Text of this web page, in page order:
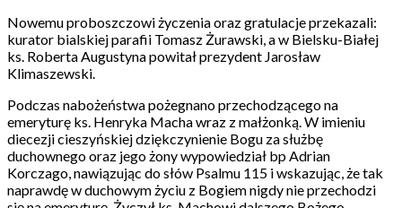
Nowemu proboszczowi życzenia oraz gratulacje przekazali:
kurator bialskiej parafii Tomasz Żurawski, a w Bielsku-Białej
ks. Roberta Augustyna powitał prezydent Jarosław
Klimaszewski.
Podczas nabożeństwa pożegnano przechodzącego na
emeryturę ks. Henryka Macha wraz z małżonką. W imieniu
diecezji cieszyńskiej dziękczynienie Bogu za służbę
duchownego oraz jego żony wypowiedział bp Adrian
Korczago, nawiązując do słów Psalmu 115 i wskazując, że tak
naprawdę w duchowym życiu z Bogiem nigdy nie przechodzi